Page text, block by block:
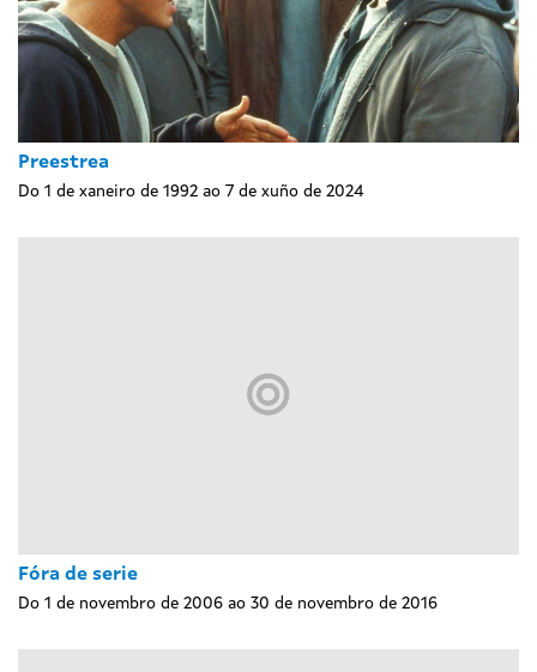
Preestrea
Do 1 de xaneiro de 1992 ao 7 de xuño de 2024
Fóra de serie
Do 1 de novembro de 2006 ao 30 de novembro de 2016